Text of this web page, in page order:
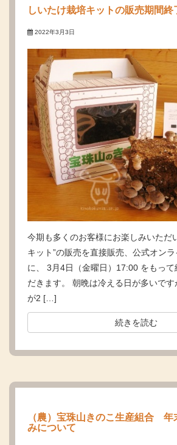
しいたけ栽培キットの販売期間終
2022年3月3日
今期も多くのお客様にお楽しみいただ
キット”の販売を直接販売、公式オン
に、 3月4日（金曜日）17:00 をもって
だきます。 朝晩は冷える日が多いで
が2 […]
続きを読む
（農）宝珠山きのこ生産組合 年
みについて